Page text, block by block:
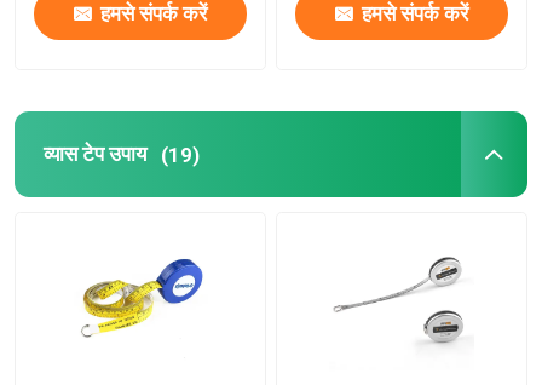
हमसे संपर्क करें हमसे संपर्क करें
व्यास टेप उपाय (19)